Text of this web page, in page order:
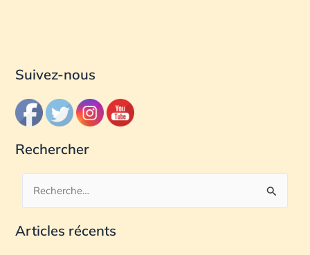
Suivez-nous
Rechercher
c
Articles récents